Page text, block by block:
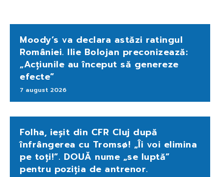
Moody’s va declara astăzi ratingul
României. Ilie Bolojan preconizează:
„Acțiunile au început să genereze
efecte”
7 august 2026
Folha, ieșit din CFR Cluj după
înfrângerea cu Tromsø! „Îi voi elimina
pe toți!”. DOUĂ nume „se luptă”
pentru poziția de antrenor.